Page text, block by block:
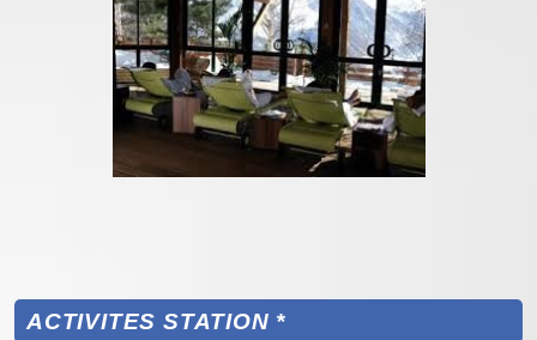
ACTIVITES STATION *